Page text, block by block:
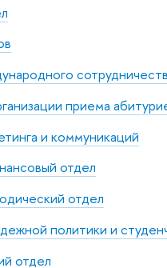
приема
и коммуникаций
отдел
отдел
политики и
отдел